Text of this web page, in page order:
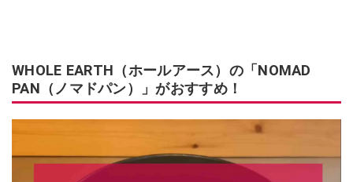
WHOLE EARTH（ホールアース）の「NOMAD
PAN（ノマドパン）」がおすすめ！